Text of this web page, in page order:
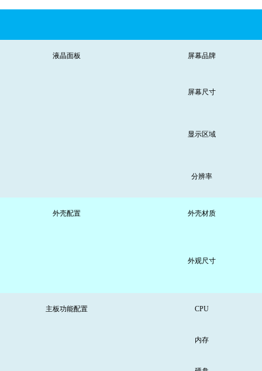
液晶面板 屏幕品牌
屏幕尺寸
显示区域
分辨率
外壳配置 外壳材质
外观尺寸
主板功能配置 CPU
内存